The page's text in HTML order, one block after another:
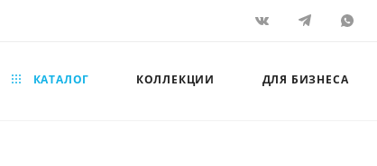
КАТАЛОГ КОЛЛЕКЦИИ ДЛЯ БИЗНЕСА